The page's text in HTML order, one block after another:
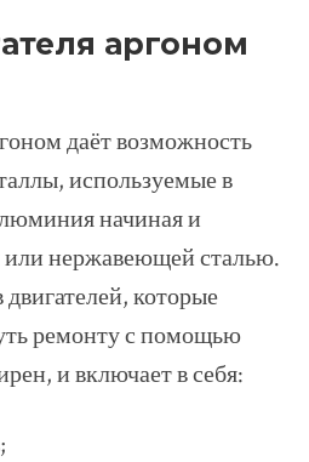
аргоном
даёт возможность
используемые в
начиная и
или нержавеющей сталью.
которые
ремонту с помощью
и включает в себя: